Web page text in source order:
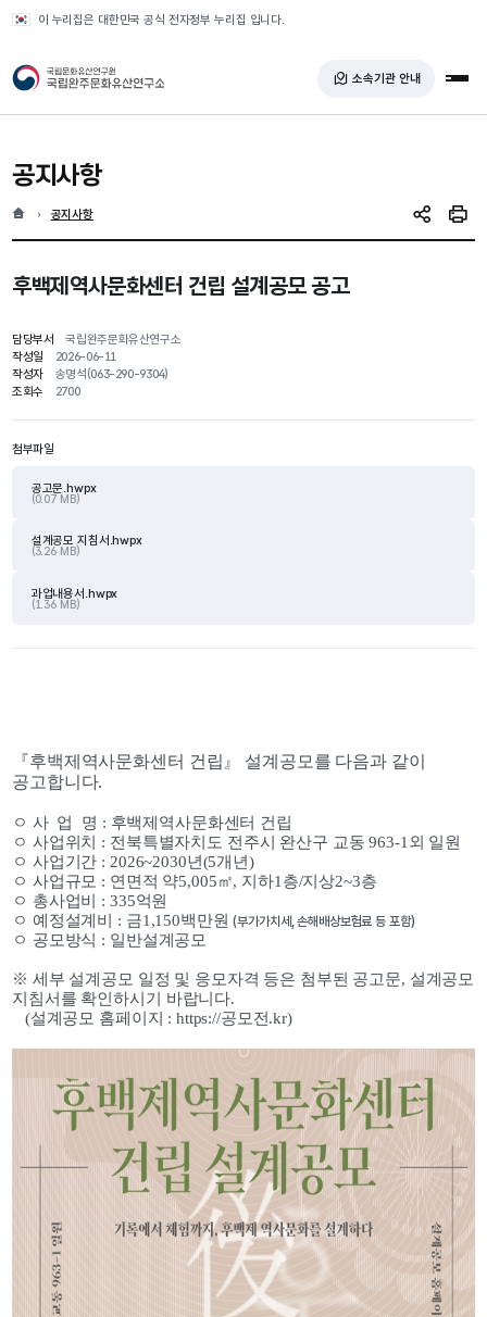
이 누리집은 대한민국 공식 전자정부 누리집 입니다.
국가유산청 국립완주문화유산연구소 소속기관 안내 전
공지사항
홈 현재 위치
공지사항 SNS 공유인쇄
후백제역사문화센터 건립 설계공모 공고
담당부서
국립완주문화유산연구소
작성일
2026-06-11
작성자
송명석(063-290-9304)
조회수
2700
첨부파일
공고문.hwpx
(0.07 MB)
설계공모 지침서.hwpx
(3.26 MB)
과업내용서.hwpx
(1.36 MB)
『후백제역사문화센터 건립』 설계공모를 다음과 같이
공고합니다.
ㅇ 사  업  명 : 후백제역사문화센터 건립
ㅇ 사업위치 : 전북특별자치도 전주시 완산구 교동 963-1외 일원
ㅇ 사업기간 : 2026~2030년(5개년)
ㅇ 사업규모 : 연면적 약5,005㎡, 지하1층/지상2~3층
ㅇ 총사업비 : 335억원
ㅇ 예정설계비 : 금1,150백만원 (부가가치세, 손해배상보험료 등 포함)
ㅇ 공모방식 : 일반설계공모
※ 세부 설계공모 일정 및 응모자격 등은 첨부된 공고문, 설계공모
지침서를 확인하시기 바랍니다.
   (설계공모 홈페이지 :
https://공모전.kr)